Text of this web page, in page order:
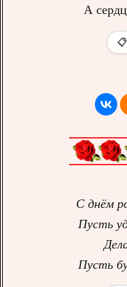
А
С днём
Пусть
Пусть